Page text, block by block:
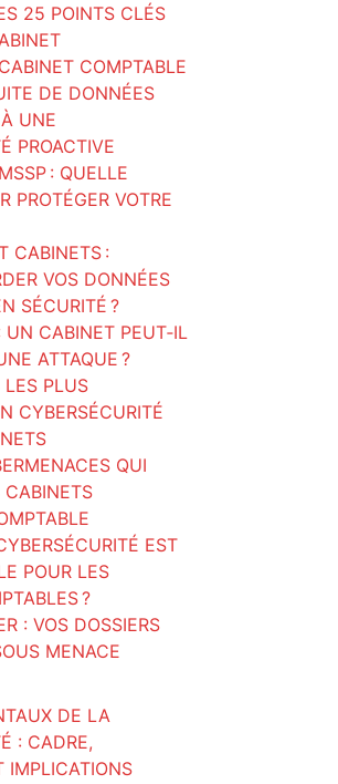
25 POINTS CLÉS
COMPTABLE
DE DONNÉES
UNE
PROACTIVE
: QUELLE
PROTÉGER VOTRE
CABINETS :
VOS DONNÉES
SÉCURITÉ ?
UN CABINET PEUT‑IL
ATTAQUE ?
LES PLUS
CYBERSÉCURITÉ
QUI
EST
POUR LES
?
: VOS DOSSIERS
MENACE
DE LA
: CADRE,
IMPLICATIONS